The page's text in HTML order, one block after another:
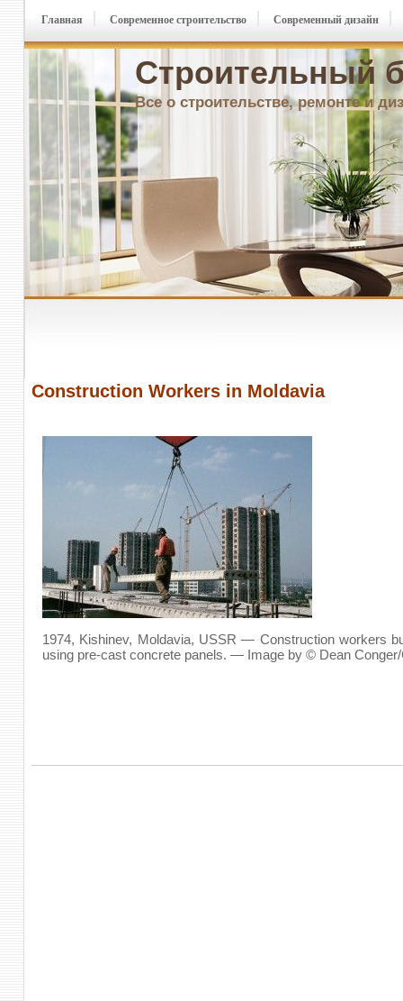
Строительный
Все о строительстве, ремонте и
Главная Современное строительство Современный дизайн
Construction Workers in Moldavia
1974, Kishinev, Moldavia, USSR — Construction workers
using pre-cast concrete panels. — Image by © Dean